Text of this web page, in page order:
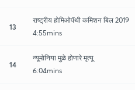
13
राष्ट्रीय होमिओपॅथी कमिशन बिल 2019
4:55mins
14
न्यूमोनिया मुळे होणारे मृत्यू
6:04mins